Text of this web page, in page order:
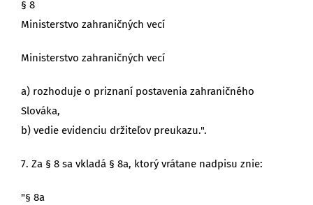
§ 8
Ministerstvo zahraničných vecí
Ministerstvo zahraničných vecí
a) rozhoduje o priznaní postavenia zahraničného
Slováka,
b) vedie evidenciu držiteľov preukazu.".
7. Za § 8 sa vkladá § 8a, ktorý vrátane nadpisu znie:
"§ 8a